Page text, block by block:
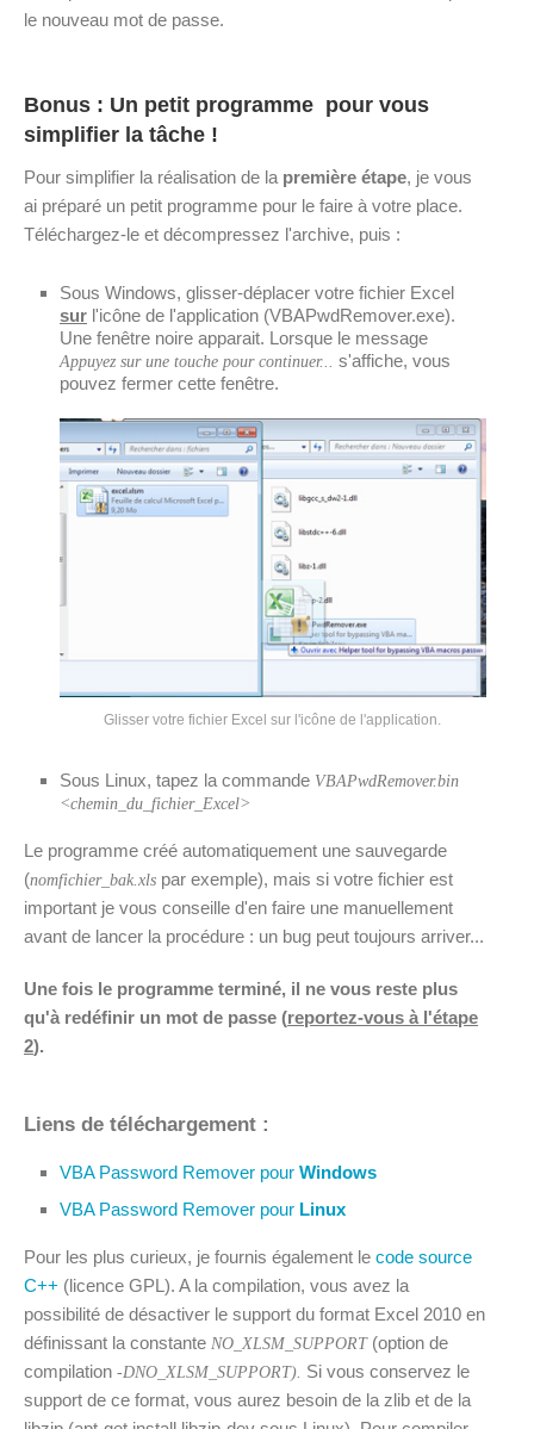
le nouveau mot de passe.
Bonus : Un petit programme pour vous
simplifier la tâche !
Pour simplifier la réalisation de la première étape, je vous
ai préparé un petit programme pour le faire à votre place.
Téléchargez-le et décompressez l'archive, puis :
Sous Windows, glisser-déplacer votre fichier Excel
sur l'icône de l'application (VBAPwdRemover.exe).
Une fenêtre noire apparait. Lorsque le message
Appuyez sur une touche pour continuer... s'affiche, vous
pouvez fermer cette fenêtre.
Glisser votre fichier Excel sur l'icône de l'application.
Sous Linux, tapez la commande VBAPwdRemover.bin
<chemin_du_fichier_Excel>
Le programme créé automatiquement une sauvegarde
(nomfichier_bak.xls par exemple), mais si votre fichier est
important je vous conseille d'en faire une manuellement
avant de lancer la procédure : un bug peut toujours arriver...
Une fois le programme terminé, il ne vous reste plus
qu'à redéfinir un mot de passe (reportez-vous à l'étape
2).
Liens de téléchargement :
VBA Password Remover pour Windows
VBA Password Remover pour Linux
Pour les plus curieux, je fournis également le code source
C++ (licence GPL). A la compilation, vous avez la
possibilité de désactiver le support du format Excel 2010 en
définissant la constante NO_XLSM_SUPPORT(option de
compilation -DNO_XLSM_SUPPORT). Si vous conservez le
support de ce format, vous aurez besoin de la zlib et de la